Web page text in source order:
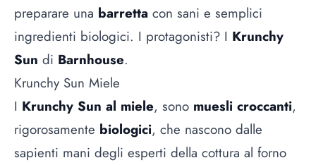
preparare una barretta con sani e semplici
ingredienti biologici. I protagonisti? I Krunchy
Sun di Barnhouse.
Krunchy Sun Miele
I Krunchy Sun al miele, sono muesli croccanti,
rigorosamente biologici, che nascono dalle
sapienti mani degli esperti della cottura al forno